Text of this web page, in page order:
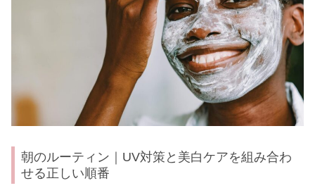
朝のルーティン｜UV対策と美白ケアを組み合わ
せる正しい順番